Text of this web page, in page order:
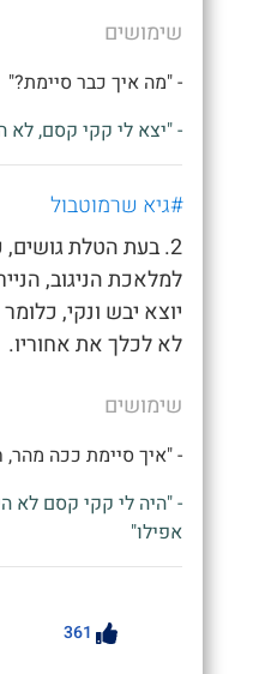
שימושים
- "מה איך כבר סיימת?"
- "יצא לי קקי קסם, לא
#גיא שרמוטבול
2. בעת הטלת
למלאכת הניגוב,
יוצא יבש ונקי,
לא לכלך את אחוריו.
שימושים
- "איך סיימת ככה
- "היה לי קקי קסם לא
אפילו"
361